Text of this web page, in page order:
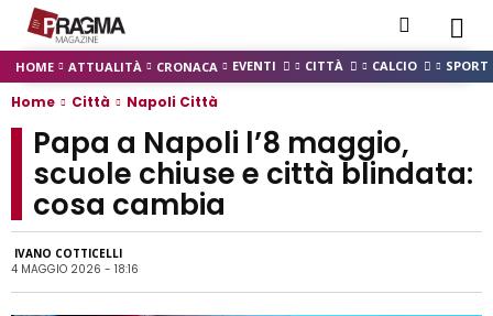
HOME ATTUALITÀ CRONACA EVENTI CITTÀ CALCIO SPORT
Home Città Napoli Città
Papa a Napoli l’8 maggio,
scuole chiuse e città blindata:
cosa cambia
IVANO COTTICELLI
4 MAGGIO 2026 - 18:16